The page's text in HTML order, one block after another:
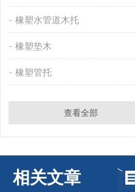
橡塑水管道木托
橡塑垫木
橡塑管托
查看全部
相关文章